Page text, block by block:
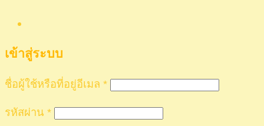
เข้าสู่ระบบ
ชื่อผู้ใช้หรือที่อยู่อีเมล *
รหัสผ่าน *